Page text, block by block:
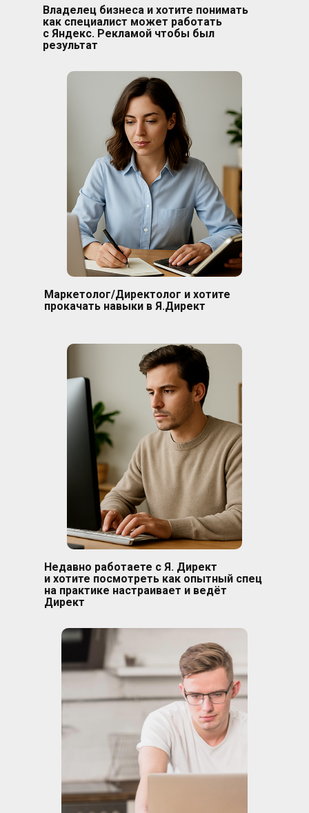
Маркетолог/Директолог и хотите
прокачать навыки в Я.Директ
Владелец бизнеса и хотите понимать
как специалист может работать
с Яндекс. Рекламой чтобы был
результат
Недавно работаете с Я. Директ
и хотите посмотреть как опытный спец
на практике настраивает и ведёт
Директ